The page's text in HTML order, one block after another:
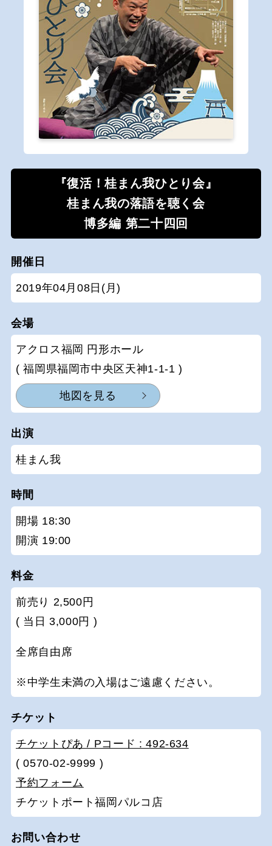
『復活！桂まん我ひとり会』
桂まん我の落語を聴く会
博多編 第二十四回
開催日
2019年04月08日(月)
会場
アクロス福岡 円形ホール
( 福岡県福岡市中央区天神1-1-1 )
地図を見る
出演
桂まん我
時間
開場 18:30
開演 19:00
料金
前売り 2,500円
( 当日 3,000円 )
全席自由席
※中学生未満の入場はご遠慮ください。
チケット
チケットぴあ / Pコード : 492-634
( 0570-02-9999 )
予約フォーム
チケットポート福岡パルコ店
お問い合わせ